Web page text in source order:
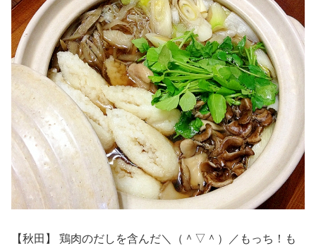
【秋田】 鶏肉のだしを含んだ＼（＾▽＾）／もっち！も